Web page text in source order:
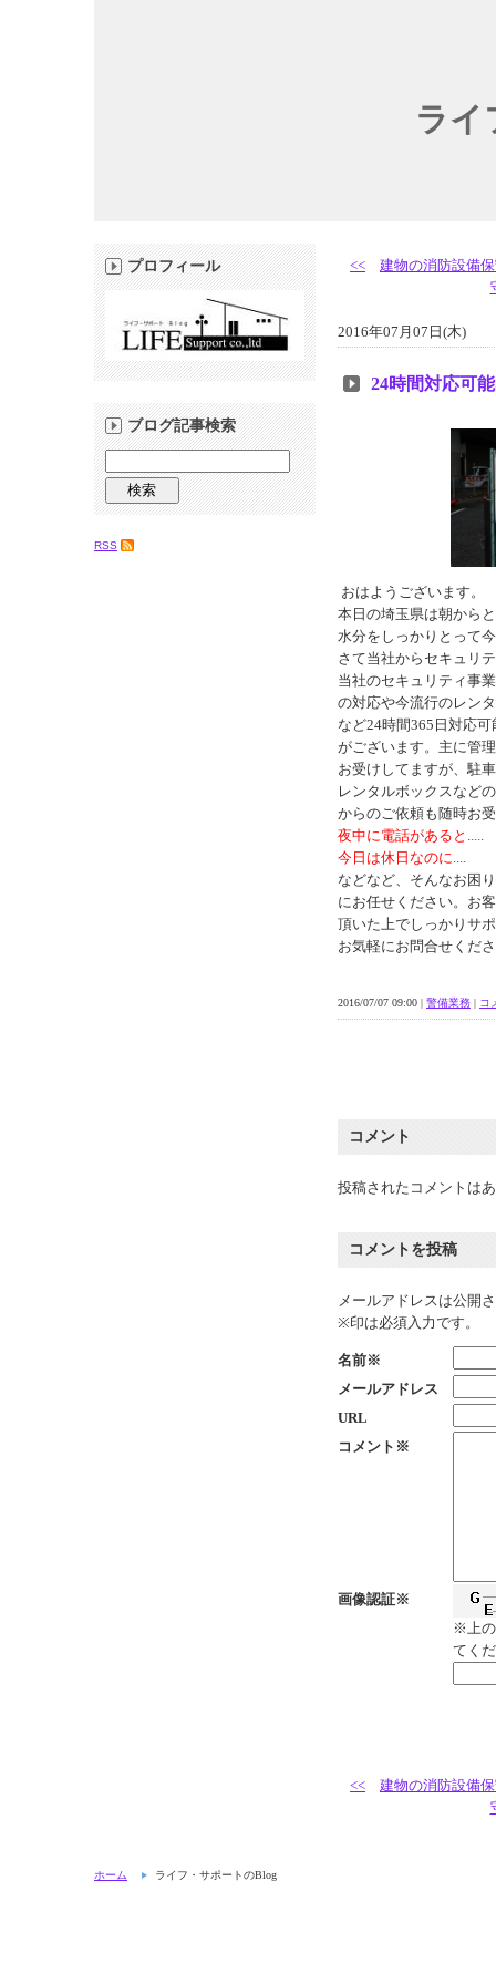
ライ
<<
建物の消防設備
2016年07月07日(木)
24時間対応可
おはようございます。
本日の埼玉県は朝から
水分をしっかりとって
さて当社からセキュリ
当社のセキュリティ事
の対応や今流行のレン
など24時間365日対応
がございます。主に管
お受けしてますが、駐
レンタルボックスなど
からのご依頼も随時お
夜中に電話があると.....
今日は休日なのに....
などなど、そんなお困
にお任せください。お
頂いた上でしっかりサ
お気軽にお問合せくだ
2016/07/07 09:00 | 警備業務 | コ
コメント
投稿されたコメントは
コメントを投稿
メールアドレスは公開
※印は必須入力です。
名前※
メールアドレス
URL
コメント※
画像認証※
※上の
てく
<<
建物の消防設備
プロフィール
ブログ記事検索
RSS
ホーム ライフ・サポートのBlog